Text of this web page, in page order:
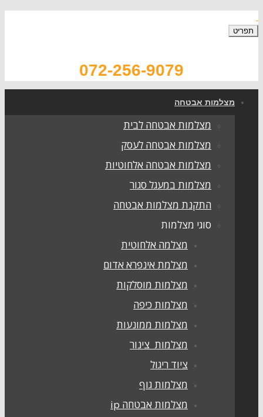
תפריט
072-256-9079
מצלמות אבטחה
מצלמות אבטחה לבית
מצלמות אבטחה לעסק
מצלמות אבטחה אלחוטיות
מצלמות במעגל סגור
התקנת מצלמות אבטחה
סוגי מצלמות
מצלמה אלחוטית
מצלמת אינפרא אדום
מצלמות מוסלקות
מצלמות כיפה
מצלמות ממונעות
מצלמות צינור
ציוד ריגול
מצלמות גוף
מצלמות אבטחה ip